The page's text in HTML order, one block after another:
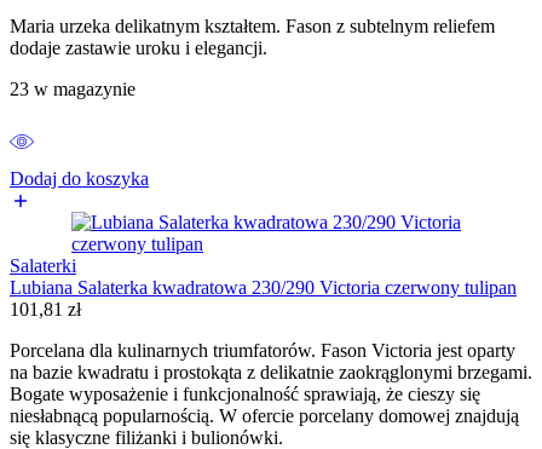
Maria urzeka delikatnym kształtem. Fason z subtelnym reliefem
dodaje zastawie uroku i elegancji.
23 w magazynie
Dodaj do koszyka
Salaterki
Lubiana Salaterka kwadratowa 230/290 Victoria czerwony tulipan
101,81 zł
Porcelana dla kulinarnych triumfatorów. Fason Victoria jest oparty
na bazie kwadratu i prostokąta z delikatnie zaokrąglonymi brzegami.
Bogate wyposażenie i funkcjonalność sprawiają, że cieszy się
niesłabnącą popularnością. W ofercie porcelany domowej znajdują
się klasyczne filiżanki i bulionówki.